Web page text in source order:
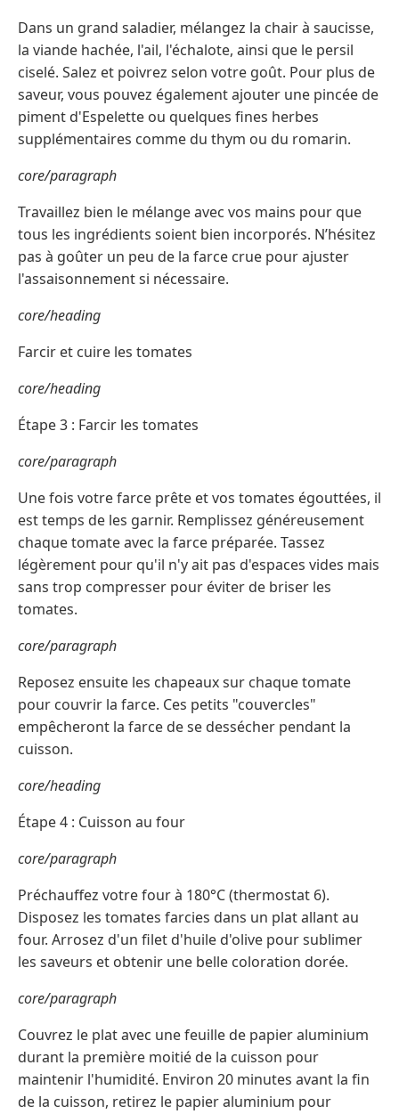
Dans un grand saladier, mélangez la chair à saucisse,
la viande hachée, l'ail, l'échalote, ainsi que le persil
ciselé. Salez et poivrez selon votre goût. Pour plus de
saveur, vous pouvez également ajouter une pincée de
piment d'Espelette ou quelques fines herbes
supplémentaires comme du thym ou du romarin.
core/paragraph
Travaillez bien le mélange avec vos mains pour que
tous les ingrédients soient bien incorporés. N’hésitez
pas à goûter un peu de la farce crue pour ajuster
l'assaisonnement si nécessaire.
core/heading
Farcir et cuire les tomates
core/heading
Étape 3 : Farcir les tomates
core/paragraph
Une fois votre farce prête et vos tomates égouttées, il
est temps de les garnir. Remplissez généreusement
chaque tomate avec la farce préparée. Tassez
légèrement pour qu'il n'y ait pas d'espaces vides mais
sans trop compresser pour éviter de briser les
tomates.
core/paragraph
Reposez ensuite les chapeaux sur chaque tomate
pour couvrir la farce. Ces petits "couvercles"
empêcheront la farce de se dessécher pendant la
cuisson.
core/heading
Étape 4 : Cuisson au four
core/paragraph
Préchauffez votre four à 180°C (thermostat 6).
Disposez les tomates farcies dans un plat allant au
four. Arrosez d'un filet d'huile d'olive pour sublimer
les saveurs et obtenir une belle coloration dorée.
core/paragraph
Couvrez le plat avec une feuille de papier aluminium
durant la première moitié de la cuisson pour
maintenir l'humidité. Environ 20 minutes avant la fin
de la cuisson, retirez le papier aluminium pour